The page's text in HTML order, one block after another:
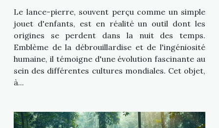
Le lance-pierre, souvent perçu comme un simple
jouet d'enfants, est en réalité un outil dont les
origines se perdent dans la nuit des temps.
Emblème de la débrouillardise et de l'ingéniosité
humaine, il témoigne d'une évolution fascinante au
sein des différentes cultures mondiales. Cet objet,
à...